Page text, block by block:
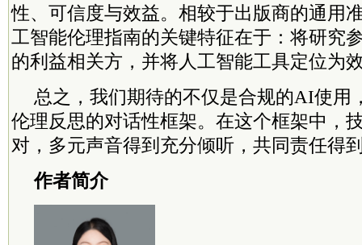
性、可信度与效益。相较于出版商的通用
工智能伦理指南的关键特征在于：将研究
的利益相关方，并将人工智能工具定位为
总之，我们期待的不仅是合规的AI使用
伦理反思的对话性框架。在这个框架中，
对，多元声音得到充分倾听，共同责任得
作者简介